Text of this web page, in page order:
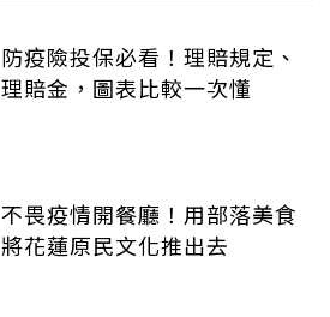
防疫險投保必看！理賠規定、
理賠金，圖表比較一次懂
不畏疫情開餐廳！用部落美食
將花蓮原民文化推出去